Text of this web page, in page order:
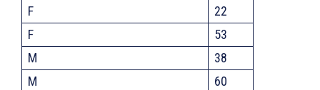
F
22
F
53
M
38
M
60